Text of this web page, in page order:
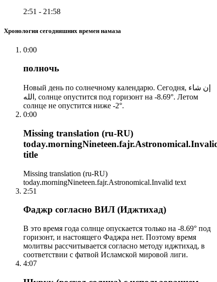
2:51 - 21:58
Хронология сегодняшних времен намаза
0:00
полночь
Новый день по солнечному календарю. Сегодня, إن شاء
الله, солнце опустится под горизонт на -8.69°. Летом
солнце не опустится ниже -2°.
0:00
Missing translation (ru-RU)
title
Missing translation (ru-RU)
today.morningNineteen.fajr.Astronomical.Invalid text
2:51
Фаджр согласно ВИЛ (Иджтихад)
В это время года солнце опускается только на -8.69° под
горизонт, и настоящего Фаджра нет. Поэтому время
молитвы рассчитывается согласно методу иджтихад, в
соответствии с фатвой Исламской мировой лиги.
4:07